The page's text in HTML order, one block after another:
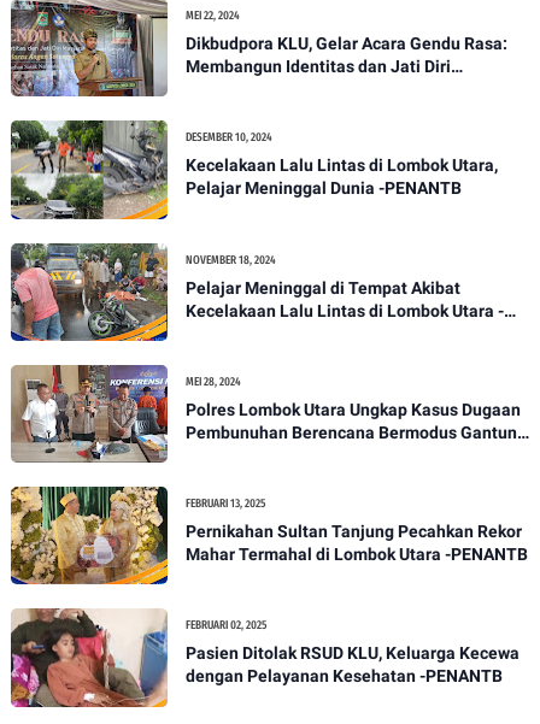
MEI 22, 2024
Dikbudpora KLU, Gelar Acara Gendu Rasa:
Membangun Identitas dan Jati Diri
DESEMBER 10, 2024
Kecelakaan Lalu Lintas di Lombok Utara,
Pelajar Meninggal Dunia -PENANTB
NOVEMBER 18, 2024
Pelajar Meninggal di Tempat Akibat
Kecelakaan Lalu Lintas di Lombok Utara -
MEI 28, 2024
Polres Lombok Utara Ungkap Kasus Dugaan
Pembunuhan Berencana Bermodus Gantung
FEBRUARI 13, 2025
Pernikahan Sultan Tanjung Pecahkan Rekor
Mahar Termahal di Lombok Utara -PENANTB
FEBRUARI 02, 2025
Pasien Ditolak RSUD KLU, Keluarga Kecewa
dengan Pelayanan Kesehatan -PENANTB